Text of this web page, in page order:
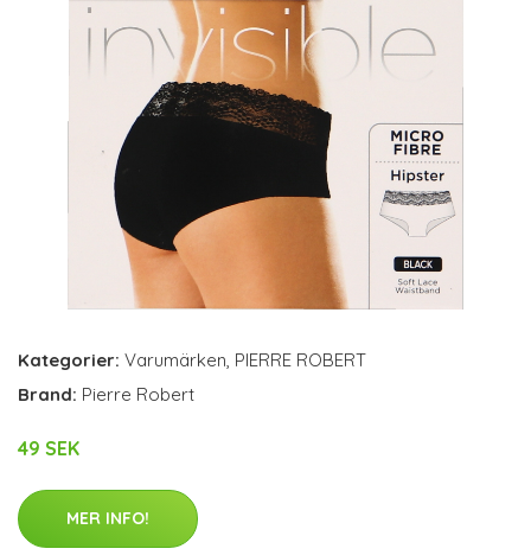
Kategorier: Varumärken, PIERRE ROBERT
Brand: Pierre Robert
49 SEK
MER INFO!